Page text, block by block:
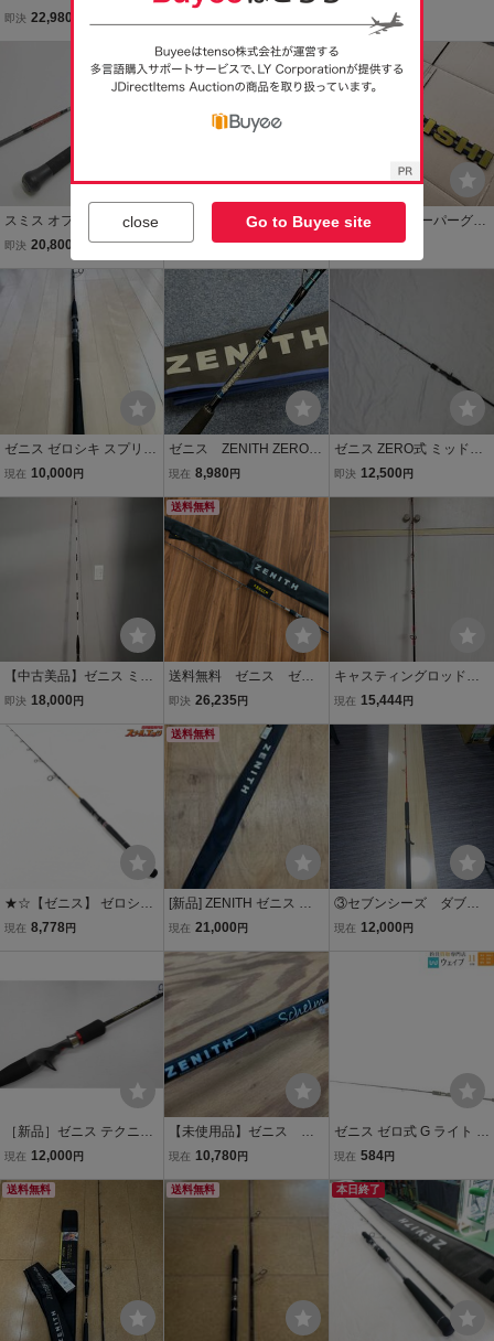
シーバス、ライトショア
即決 22,980
アジガー コンセプトS S6
グ オフショア 青物
＋ 専用エキストラバッテ
リー ポータブル電源
52,000
スミス オフショアスティ
ックGTK-66SJ プロショ
ップカサハラ別注 オール
チタンガイド ／管理AW
即決 20,800
送料無料
SHIMANO シマノ OCEA J
IGGER オシアジガー イン
フィニティ モーティブ B6
10-2＋ ロッド 釣り竿 ▼S
P12625
即決 34,430円
三菱 ふそう スーパーグレ
ート NEWスーパーグレー
ト 17スーパーグレート グ
黒 新品 デコトラ
即決 8,500円
ゼニス ゼロシキ スプリン
トカスタム ZSC62S-6
現在 10,000 円
ゼニス ZENITH ZEROS
HIKI MIDSPEC ZKM63BM
現在 8,980 円
ゼニス ZERO式 ミッドス
ペック ZM-63BM4
即決 12,500 円
【中古美品】ゼニス ミッ
ドスペック 64BL プロシ
dition 検) ジギング ベイト
カスタムロッド ライトジ
即決 18,000 円
送料無料
送料無料 ゼニス ゼロ
シキ ライトスペック S
即決 26,235円
キャスティングロッド
ゼニス [ZENITH零ZERO
現在 15,444円
★☆【ゼニス】 ゼロシキ
零式 改 Z改63S-4 ZENITH
現在 8,778円
送料無料
[新品] ZENITH ゼニス ゼ
ロシキ スプリント ZS60S
#ブリ #青物 #スピニング
(検索 オシア グラップラ
ー)
現在 21,000 円
③セブンシーズ ダブル
ヘッダー58ヘビークラス
現在 12,000 円
［新品］ゼニス テクニカ
ルライト TL-67BL
現在 12,000 円
【未使用品】ゼニス ロ
ッド シュレム SCH-C-6
現在 10,780 円
ゼニス ゼロ式 G ライト 6
3MH
現在 584円
送料無料 送料無料 本日終了
close Go to Buyee site